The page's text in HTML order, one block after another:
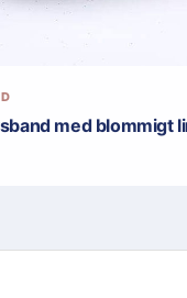
med blommigt